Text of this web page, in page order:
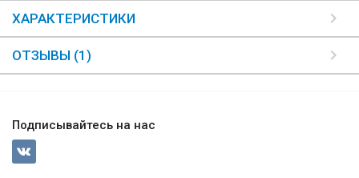
ХАРАКТЕРИСТИКИ
ОТЗЫВЫ (1)
Подписывайтесь на нас